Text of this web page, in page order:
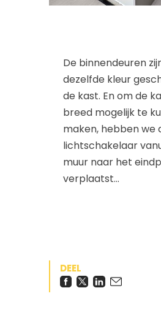
De binnendeuren
dezelfde kleur
de kast. En om de
breed mogelijk te
maken, hebben we
lichtschakelaar
muur naar het
verplaatst…
DEEL